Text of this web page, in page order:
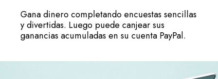
Gana dinero completando encuestas sencillas
y divertidas. Luego puede canjear sus
ganancias acumuladas en su cuenta PayPal.